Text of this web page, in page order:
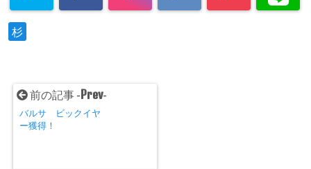
杉
前の記事 - Prev-
バルサ ビックイヤ
ー獲得！